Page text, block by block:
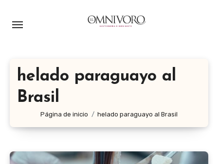
helado paraguayo al
Brasil
Página de inicio helado paraguayo al Brasil